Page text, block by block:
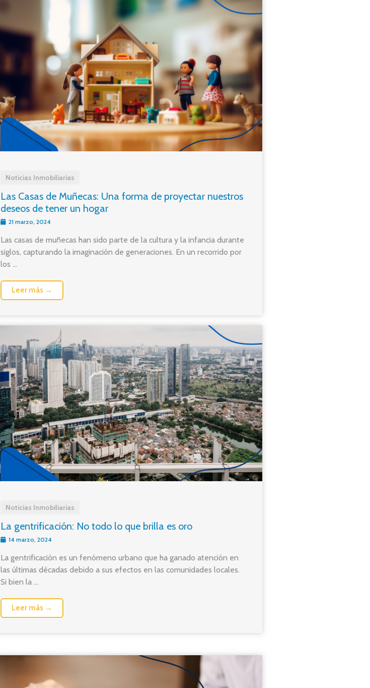
Noticias Inmobiliarias
Las Casas de Muñecas: Una forma de proyectar nuestros
deseos de tener un hogar
21 marzo, 2024
Las casas de muñecas han sido parte de la cultura y la infancia durante
siglos, capturando la imaginación de generaciones. En un recorrido por
los ...
Leer más →
Noticias Inmobiliarias
La gentrificación: No todo lo que brilla es oro
14 marzo, 2024
La gentrificación es un fenómeno urbano que ha ganado atención en
las últimas décadas debido a sus efectos en las comunidades locales.
Si bien la ...
Leer más →